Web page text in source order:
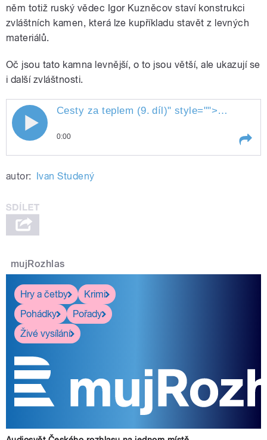
něm totiž ruský vědec Igor Kuzněcov staví konstrukci
zvláštních kamen, která lze kupříkladu stavět z levných
materiálů.
Oč jsou tato kamna levnější, o to jsou větší, ale ukazují se
i další zvláštnosti.
pause
Cesty za teplem (9. díl)" style="">Cesty za
0:00
autor: Ivan Studený
mujRozhlas
Hry a četby
Krimi
Pohádky
Pořady
Živé vysílání